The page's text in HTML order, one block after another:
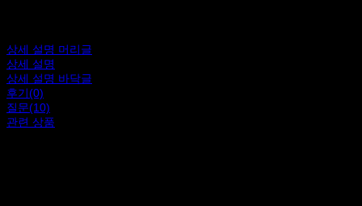
상세 설명 머리글
상세 설명
상세 설명 바닥글
후기(0)
질문(10)
관련 상품